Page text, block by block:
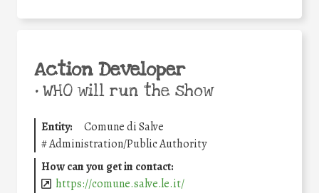
Action Developer
•WHO will run the show
Entity:
Comune di Salve
#Administration/Public Authority
How can you get in contact:
https://comune.salve.le.it/